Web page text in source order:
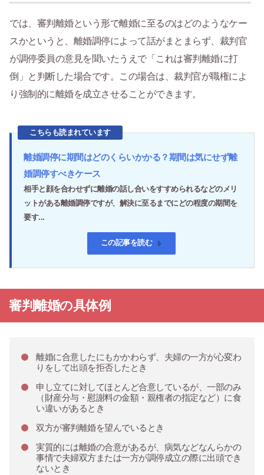
では、審判離婚という形で離婚に至るのはどのようなケー
スかというと、離婚調停によって話がまとまらず、裁判官
が調停委員の意見を聞いたうえで「これは審判離婚に打
倒」と判断した場合です。この場合は、裁判官が職権によ
り強制的に離婚を成立させることができます。
こちらも読まれています
離婚調停に期間はどのくらいかかる？期間は気にせず離
婚調停すべきケース
相手と顔を合わせずに離婚の話し合いをすすめられるなどのメリ
ットがある離婚調停ですが、解決に至るまでにどの程度の期間を
要す...
この記事を読む
審判離婚の具体例
離婚に合意したにもかかわらず、夫婦の一方が心変わ
りをして出頭を拒否したとき
申し立てに対してほとんど合意しているが、一部のみ
（財産分与・慰謝料の金額・親権者の指定など）に食
い違いがあるとき
双方が審判離婚を望んでいるとき
実質的には離婚の合意があるが、病気などなんらかの
事情で夫婦双方または一方が調停成立の際に出頭でき
ないとき